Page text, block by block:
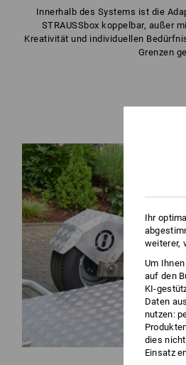
Innerhalb des Systems ist die
STRAUSSbox koppelbar, außer
Kreativität und individuellen
Grenzen
Ihr
weiterer,
Um
auf den
KI-
Daten
nutzen:
dies
Einsatz